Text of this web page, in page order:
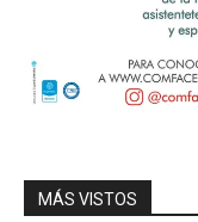
MÁS VISTOS